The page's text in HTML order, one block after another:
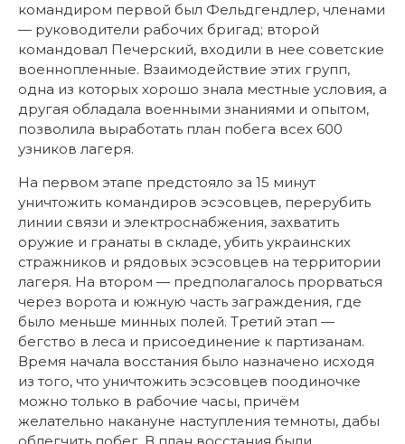
командиром первой был Фельдгендлер, членами
— руководители рабочих бригад; второй
командовал Печерский, входили в нее советские
военнопленные. Взаимодействие этих групп,
одна из которых хорошо знала местные условия, а
другая обладала военными знаниями и опытом,
позволила выработать план побега всех 600
узников лагеря.
На первом этапе предстояло за 15 минут
уничтожить командиров эсэсовцев, перерубить
линии связи и электроснабжения, захватить
оружие и гранаты в складе, убить украинских
стражников и рядовых эсэсовцев на территории
лагеря. На втором — предполагалось прорваться
через ворота и южную часть заграждения, где
было меньше минных полей. Третий этап —
бегство в леса и присоединение к партизанам.
Время начала восстания было назначено исходя
из того, что уничтожить эсэсовцев поодиночке
можно только в рабочие часы, причём
желательно накануне наступления темноты, дабы